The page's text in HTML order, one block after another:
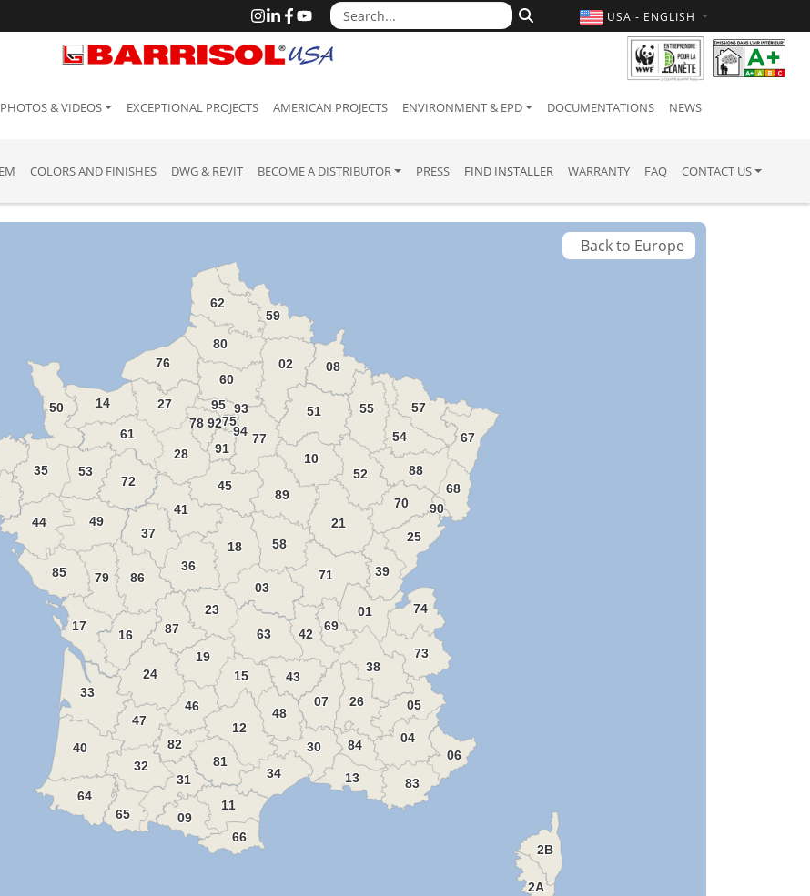
USA - ENGLISH
PHOTOS & VIDEOS EXCEPTIONAL PROJECTS AMERICAN PROJECTS ENVIRONMENT & EPD DOCUMENTATIONS NEWS
COLORS AND FINISHES DWG & REVIT BECOME A DISTRIBUTOR PRESS FIND INSTALLER WARRANTY FAQ CONTACT US
Back to Europe
01
02
03
04
05
06
07
08
09
10
11
12
13
14
15
16
17
18
19
2A
2B
21
23
24
25
26
27
28
30
31
32
33
34
35
36
37
38
39
40
41
42
43
44
45
46
47 48
49
50 51
52
53
54
55 57
58
59
60
61
62
63
64
65
66
67
68
69
70
71
72
73
74
75
76
77
78
79
80
81
82
83
84
85 86
87
88
89
90
91
92
93
94
95